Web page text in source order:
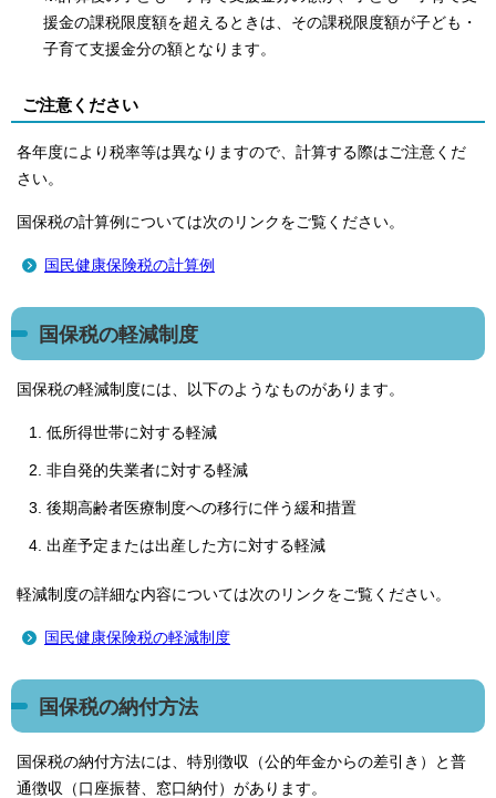
援金の課税限度額を超えるときは、その課税限度額が子ども・
子育て支援金分の額となります。
ご注意ください
各年度により税率等は異なりますので、計算する際はご注意くだ
さい。
国保税の計算例については次のリンクをご覧ください。
国民健康保険税の計算例
国保税の軽減制度
国保税の軽減制度には、以下のようなものがあります。
低所得世帯に対する軽減
非自発的失業者に対する軽減
後期高齢者医療制度への移行に伴う緩和措置
出産予定または出産した方に対する軽減
軽減制度の詳細な内容については次のリンクをご覧ください。
国民健康保険税の軽減制度
国保税の納付方法
国保税の納付方法には、特別徴収（公的年金からの差引き）と普
通徴収（口座振替、窓口納付）があります。